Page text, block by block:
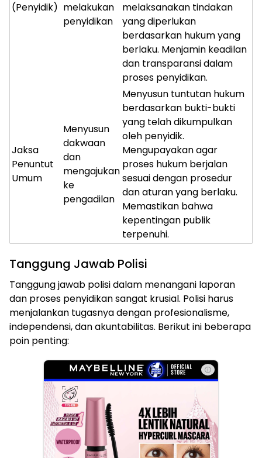
(Penyidik) melakukan
penyidikan
melaksanakan tindakan
yang diperlukan
berdasarkan hukum yang
berlaku. Menjamin keadilan
dan transparansi dalam
proses penyidikan.
Jaksa
Penuntut
Umum
Menyusun
dakwaan
dan
mengajukan
ke
pengadilan
Menyusun tuntutan hukum
berdasarkan bukti-bukti
yang telah dikumpulkan
oleh penyidik.
Mengupayakan agar
proses hukum berjalan
sesuai dengan prosedur
dan aturan yang berlaku.
Memastikan bahwa
kepentingan publik
terpenuhi.
Tanggung Jawab Polisi
Tanggung jawab polisi dalam menangani laporan
dan proses penyidikan sangat krusial. Polisi harus
menjalankan tugasnya dengan profesionalisme,
independensi, dan akuntabilitas. Berikut ini beberapa
poin penting:
ⓘ